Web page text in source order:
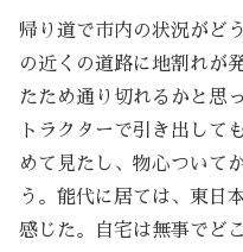
帰り道で市内の状況がど
の近くの道路に地割れが
たため通り切れるかと思
トラクターで引き出して
めて見たし、物心ついて
う。能代に居ては、東日
感じた。自宅は無事でど